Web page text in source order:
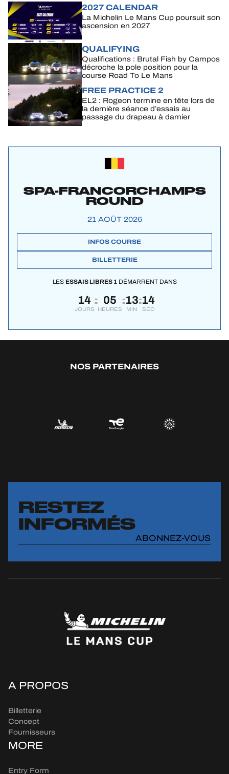
2027 CALENDAR
La Michelin Le Mans Cup poursuit son
ascension en 2027
QUALIFYING
Qualifications : Brutal Fish by Campos
décroche la pole position pour la
course Road To Le Mans
FREE PRACTICE 2
EL2 : Rogeon termine en tête lors de
la dernière séance d’essais au
passage du drapeau à damier
SPA-FRANCORCHAMPS
ROUND
21 AOÛT 2026
INFOS COURSE
BILLETTERIE
LES ESSAIS LIBRES 1DÉMARRENT DANS
14
JOURS
: 05
HEURES
:13
MIN
:13
SEC
NOS PARTENAIRES
RESTEZ
INFORMÉS
ABONNEZ-VOUS
A PROPOS
Billetterie
Concept
Fournisseurs
MORE
Entry Form